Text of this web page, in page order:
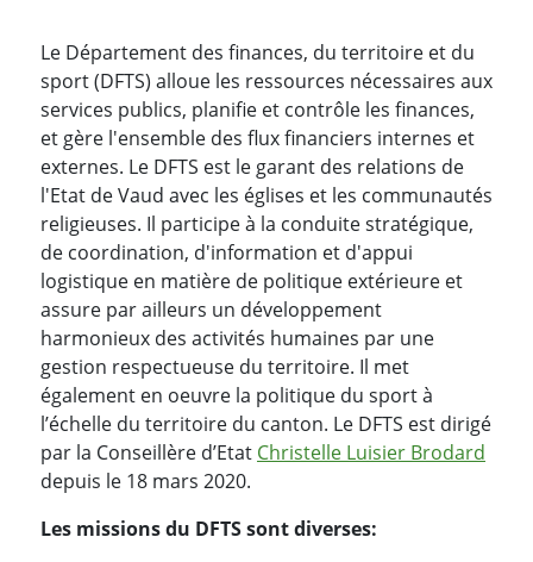
Le Département des finances, du territoire et du
sport (DFTS) alloue les ressources nécessaires aux
services publics, planifie et contrôle les finances,
et gère l'ensemble des flux financiers internes et
externes. Le DFTS est le garant des relations de
l'Etat de Vaud avec les églises et les communautés
religieuses. Il participe à la conduite stratégique,
de coordination, d'information et d'appui
logistique en matière de politique extérieure et
assure par ailleurs un développement
harmonieux des activités humaines par une
gestion respectueuse du territoire. Il met
également en oeuvre la politique du sport à
l’échelle du territoire du canton. Le DFTS est dirigé
par la Conseillère d’Etat Christelle Luisier Brodard
depuis le 18 mars 2020.
Les missions du DFTS sont diverses: